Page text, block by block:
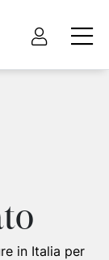
in Italia per